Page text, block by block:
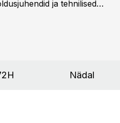
ja tehnilised
Nädal